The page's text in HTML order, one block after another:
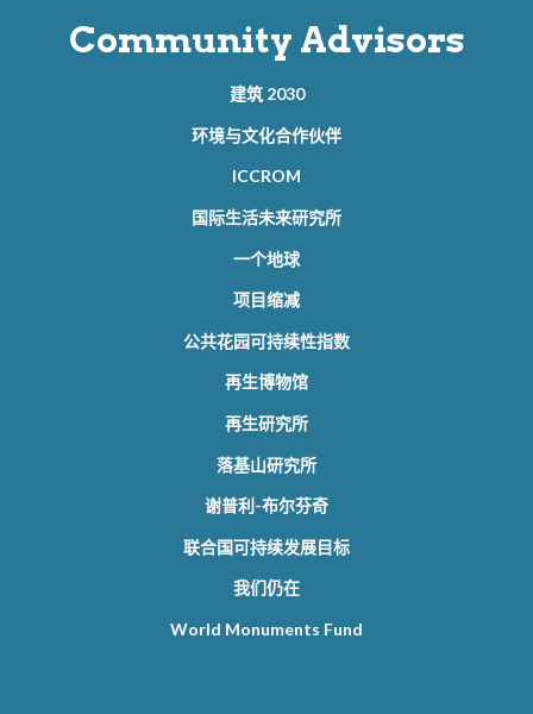
Community Advisors
建筑 2030
环境与文化合作伙伴
ICCROM
国际生活未来研究所
一个地球
项目缩减
公共花园可持续性指数
再生博物馆
再生研究所
落基山研究所
谢普利-布尔芬奇
联合国可持续发展目标
我们仍在
World Monuments Fund